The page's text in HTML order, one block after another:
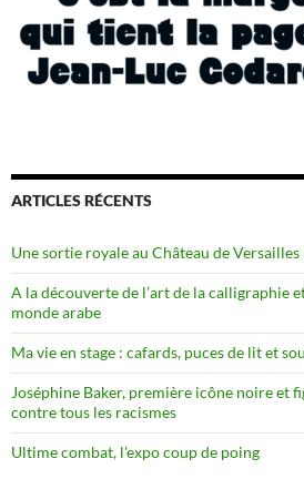
ARTICLES RÉCENTS
Une sortie royale au Château de Versailles
A la découverte de l’art de la calligraphie
monde arabe
Ma vie en stage : cafards, puces de lit et
Joséphine Baker, première icône noire et
contre tous les racismes
Ultime combat, l’expo coup de poing